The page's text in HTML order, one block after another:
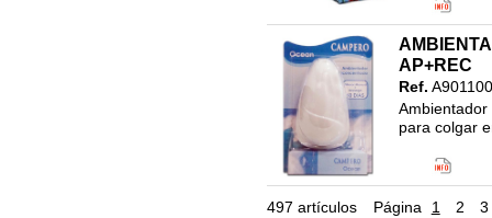
DIFUSOR
AP+REC
Ref.
para colgar
DIFUSOR
Página 1 2 3
497 artículos